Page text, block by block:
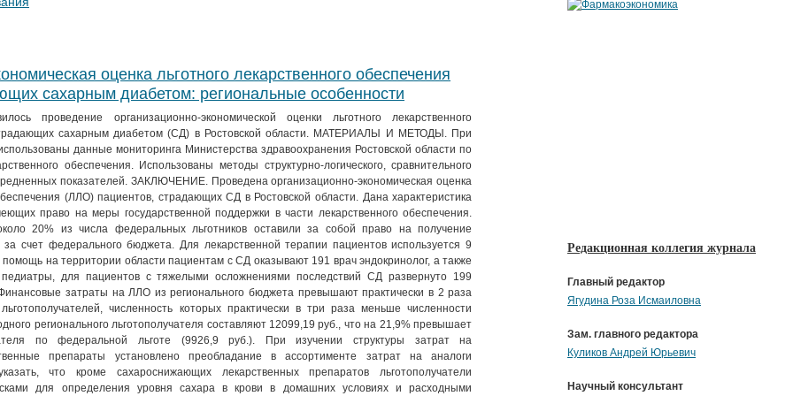
оценка льготного лекарственного обеспечения
сахарным диабетом: региональные особенности
проведение организационно-экономической оценки льготного лекарственного
сахарным диабетом (СД) в Ростовской области. МАТЕРИАЛЫ И МЕТОДЫ. При
данные мониторинга Министерства здравоохранения Ростовской области по
обеспечения. Использованы методы структурно-логического, сравнительного
показателей. ЗАКЛЮЧЕНИЕ. Проведена организационно-экономическая оценка
(ЛЛО) пациентов, страдающих СД в Ростовской области. Дана характеристика
право на меры государственной поддержки в части лекарственного обеспечения.
20% из числа федеральных льготников оставили за собой право на получение
за счет федерального бюджета. Для лекарственной терапии пациентов используется 9
на территории области пациентам с СД оказывают 191 врач эндокринолог, а также
для пациентов с тяжелыми осложнениями последствий СД развернуто 199
Финансовые затраты на ЛЛО из регионального бюджета превышают практически в 2 раза
численность которых практически в три раза меньше численности
регионального льготополучателя составляют 12099,19 руб., что на 21,9% превышает
по федеральной льготе (9926,9 руб.). При изучении структуры затрат на
препараты установлено преобладание в ассортименте затрат на аналоги
что кроме сахароснижающих лекарственных препаратов льготополучатели
для определения уровня сахара в крови в домашних условиях и расходными
Редакционная коллегия журнала
Главный редактор
Ягудина Роза Исмаиловна
Зам. главного редактора
Куликов Андрей Юрьевич
Научный консультант